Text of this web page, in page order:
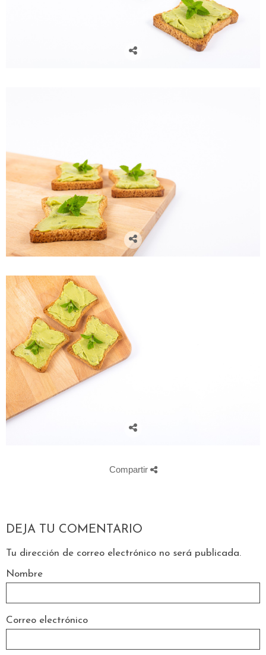
Compartir
DEJA TU COMENTARIO
Tu dirección de correo electrónico no será publicada.
Nombre
Correo electrónico